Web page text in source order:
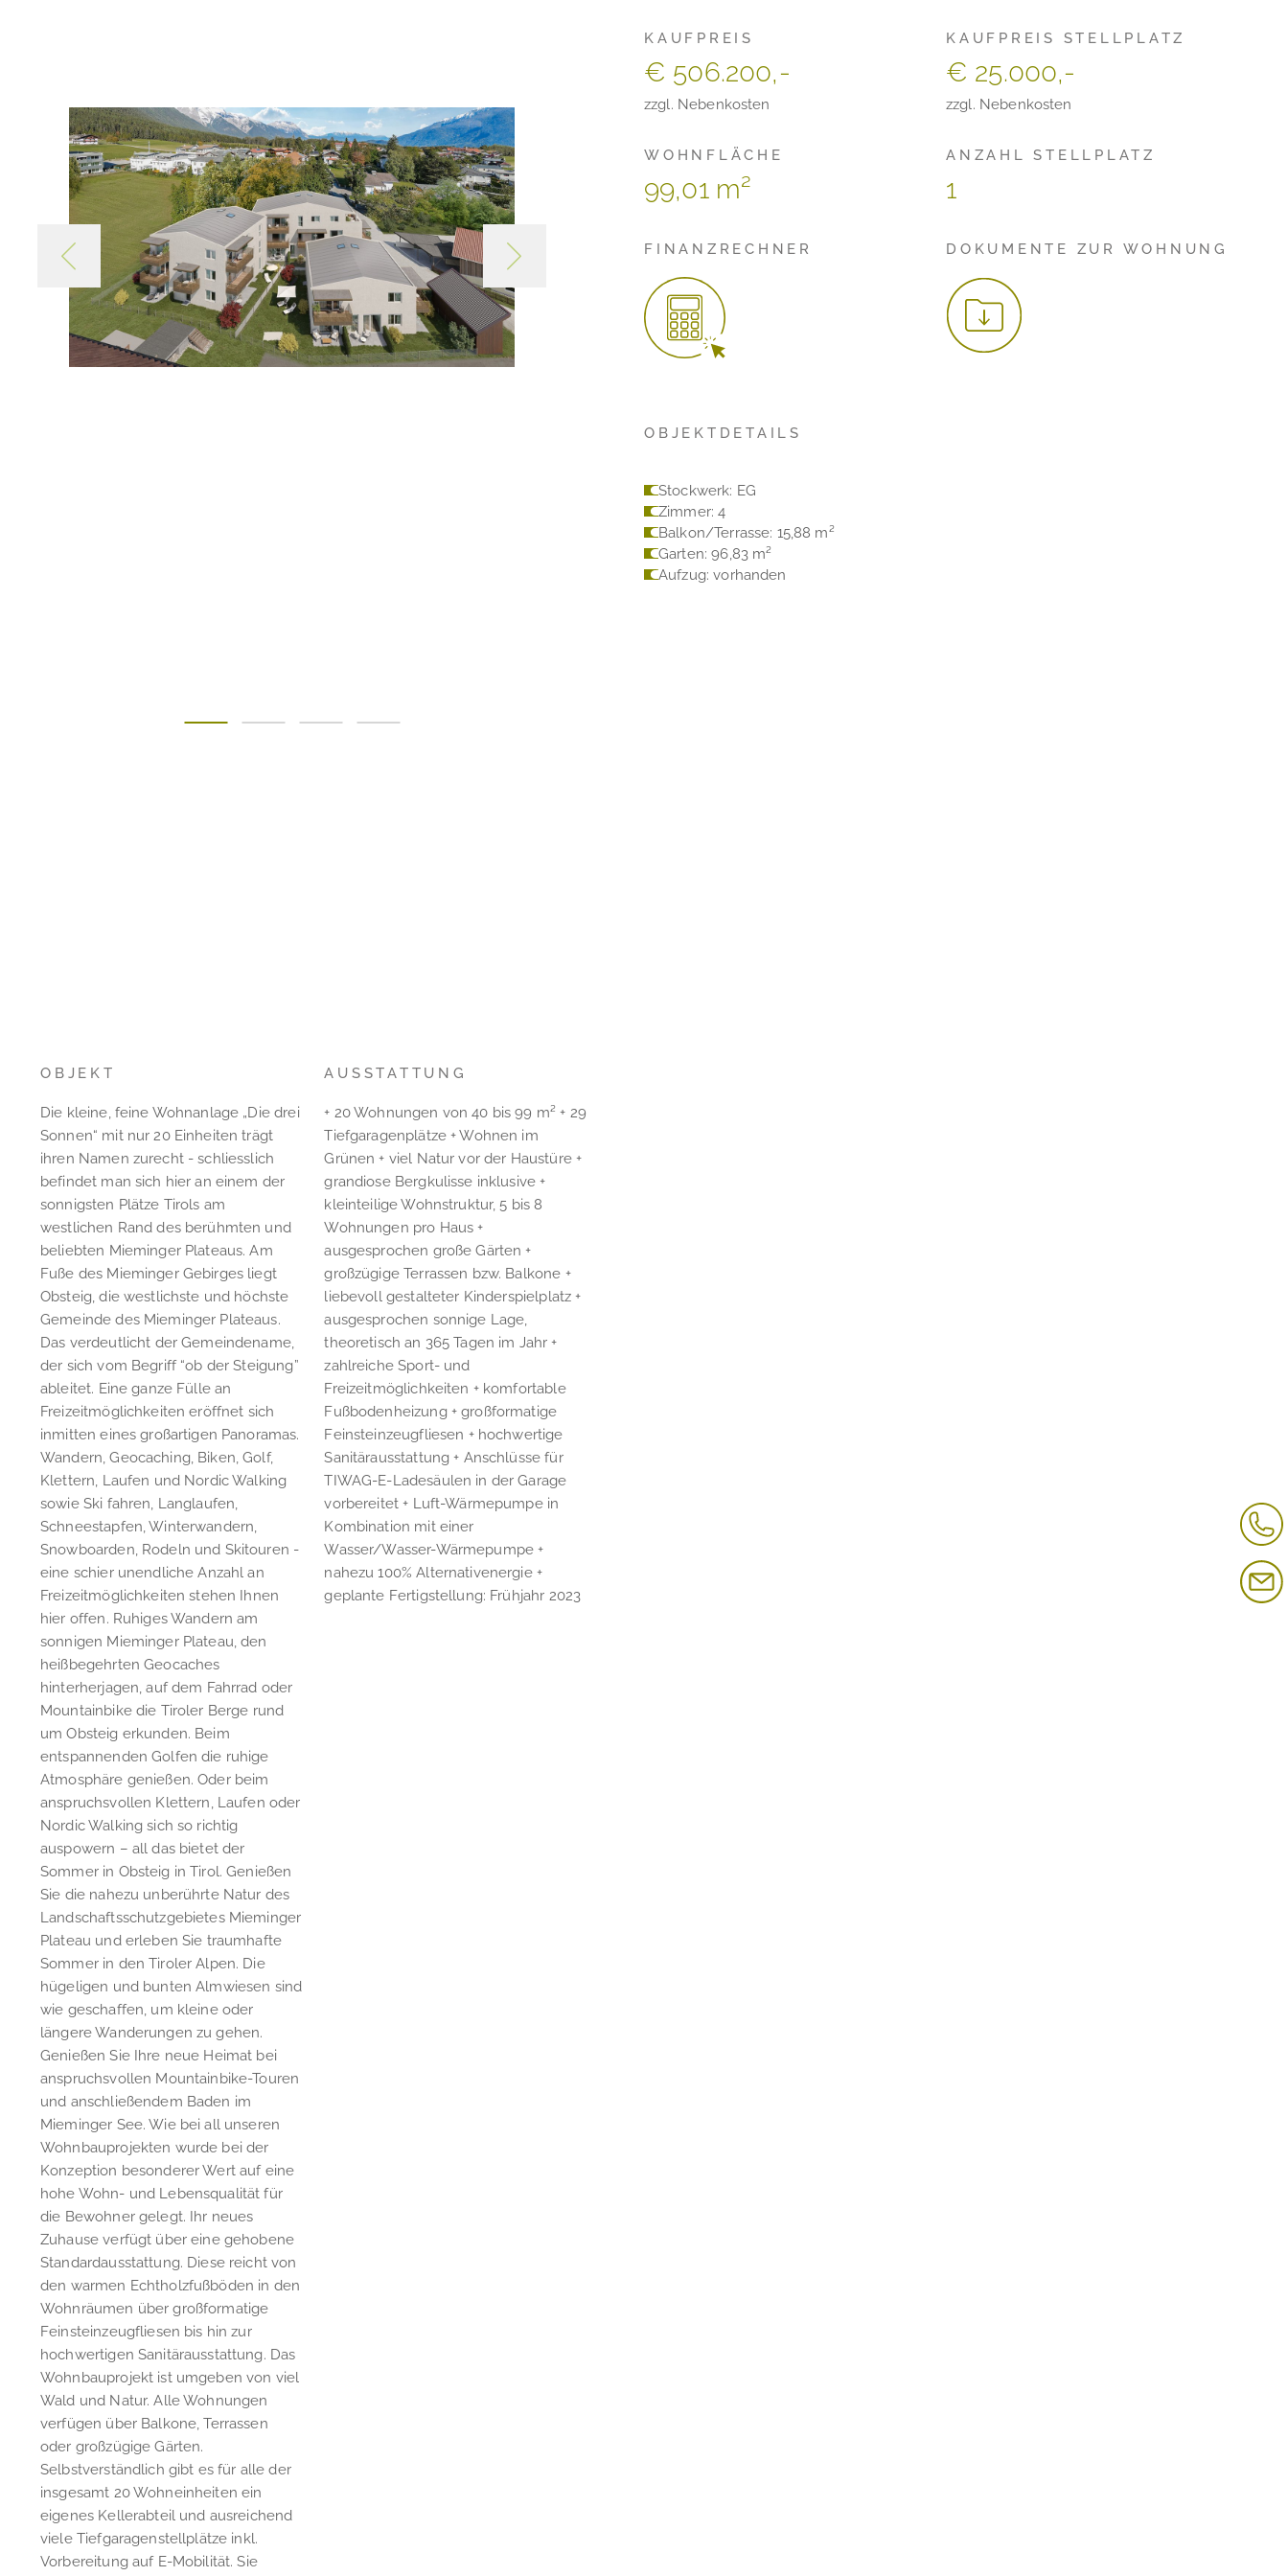
OBJEKT
Die kleine, feine Wohnanlage „Die drei
Sonnen“ mit nur 20 Einheiten trägt
ihren Namen zurecht - schliesslich
befindet man sich hier an einem der
sonnigsten Plätze Tirols am
westlichen Rand des berühmten und
beliebten Mieminger Plateaus. Am
Fuße des Mieminger Gebirges liegt
Obsteig, die westlichste und höchste
Gemeinde des Mieminger Plateaus.
Das verdeutlicht der Gemeindename,
der sich vom Begriff “ob der Steigung”
ableitet. Eine ganze Fülle an
Freizeitmöglichkeiten eröffnet sich
inmitten eines großartigen Panoramas.
Wandern, Geocaching, Biken, Golf,
Klettern, Laufen und Nordic Walking
sowie Ski fahren, Langlaufen,
Schneestapfen, Winterwandern,
Snowboarden, Rodeln und Skitouren -
eine schier unendliche Anzahl an
Freizeitmöglichkeiten stehen Ihnen
hier offen. Ruhiges Wandern am
sonnigen Mieminger Plateau, den
heißbegehrten Geocaches
hinterherjagen, auf dem Fahrrad oder
Mountainbike die Tiroler Berge rund
um Obsteig erkunden. Beim
entspannenden Golfen die ruhige
Atmosphäre genießen. Oder beim
anspruchsvollen Klettern, Laufen oder
Nordic Walking sich so richtig
auspowern – all das bietet der
Sommer in Obsteig in Tirol. Genießen
Sie die nahezu unberührte Natur des
Landschaftsschutzgebietes Mieminger
Plateau und erleben Sie traumhafte
Sommer in den Tiroler Alpen. Die
hügeligen und bunten Almwiesen sind
wie geschaffen, um kleine oder
längere Wanderungen zu gehen.
Genießen Sie Ihre neue Heimat bei
anspruchsvollen Mountainbike-Touren
und anschließendem Baden im
Mieminger See. Wie bei all unseren
Wohnbauprojekten wurde bei der
Konzeption besonderer Wert auf eine
hohe Wohn- und Lebensqualität für
die Bewohner gelegt. Ihr neues
Zuhause verfügt über eine gehobene
Standardausstattung. Diese reicht von
den warmen Echtholzfußböden in den
Wohnräumen über großformatige
Feinsteinzeugfliesen bis hin zur
hochwertigen Sanitärausstattung. Das
Wohnbauprojekt ist umgeben von viel
Wald und Natur. Alle Wohnungen
verfügen über Balkone, Terrassen
oder großzügige Gärten.
Selbstverständlich gibt es für alle der
insgesamt 20 Wohneinheiten ein
eigenes Kellerabteil und ausreichend
viele Tiefgaragenstellplätze inkl.
Vorbereitung auf E-Mobilität. Sie
AUSSTATTUNG
+ 20 Wohnungen von 40 bis 99 m² + 29
Tiefgaragenplätze + Wohnen im
Grünen + viel Natur vor der Haustüre +
grandiose Bergkulisse inklusive +
kleinteilige Wohnstruktur, 5 bis 8
Wohnungen pro Haus +
ausgesprochen große Gärten +
großzügige Terrassen bzw. Balkone +
liebevoll gestalteter Kinderspielplatz +
ausgesprochen sonnige Lage,
theoretisch an 365 Tagen im Jahr +
zahlreiche Sport- und
Freizeitmöglichkeiten + komfortable
Fußbodenheizung + großformatige
Feinsteinzeugfliesen + hochwertige
Sanitärausstattung + Anschlüsse für
TIWAG-E-Ladesäulen in der Garage
vorbereitet + Luft-Wärmepumpe in
Kombination mit einer
Wasser/Wasser-Wärmepumpe +
nahezu 100% Alternativenergie +
geplante Fertigstellung: Frühjahr 2023
KAUFPREIS
€ 506.200,-
zzgl. Nebenkosten
WOHNFLÄCHE
99,01 m²
FINANZRECHNER
KAUFPREIS STELLPLATZ
€ 25.000,-
zzgl. Nebenkosten
ANZAHL STELLPLATZ
1
DOKUMENTE ZUR WOHNUNG
OBJEKTDETAILS
Stockwerk: EG
Zimmer: 4
Balkon/Terrasse: 15,88 m²
Garten: 96,83 m²
Aufzug: vorhanden